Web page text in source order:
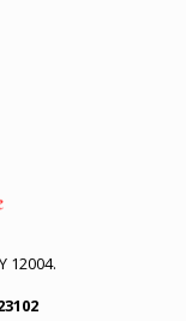
12004.